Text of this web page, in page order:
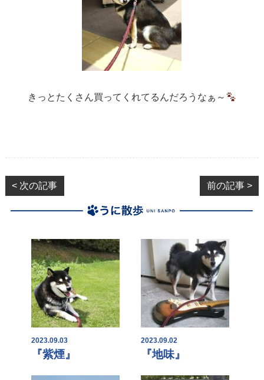
きっとたくさん買ってくれてるんだろうなぁ～
< 次の記事 前の記事 >
2023.09.03
『紫煙』
2023.09.02
『地味』